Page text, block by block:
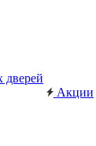
дверей
Акции